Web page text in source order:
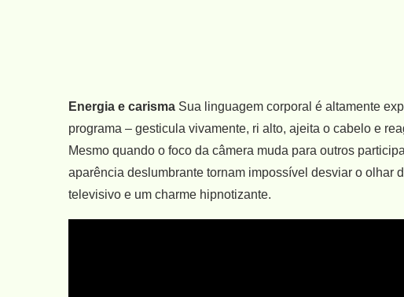
Energia e carisma Sua linguagem corporal é altamente
programa – gesticula vivamente, ri alto, ajeita o cabelo e
Mesmo quando o foco da câmera muda para outros
aparência deslumbrante tornam impossível desviar o olhar
televisivo e um charme hipnotizante.